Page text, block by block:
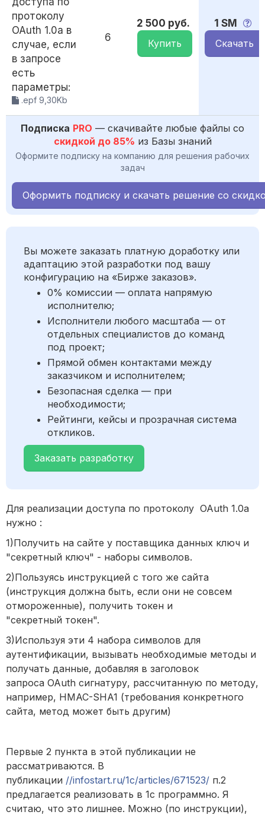
протоколу
OAuth 1.0a в
случае, если
в запросе
есть
параметры:
.epf 9,30Kb
6
2 500 руб.
Купить
1 SM
Скачать
Подписка PRO — скачивайте любые файлы со
скидкой до 85% из Базы знаний
Оформите подписку на компанию для решения рабочих
задач
Оформить подписку и скачать решение со
Вы можете заказать платную доработку или
адаптацию этой разработки под вашу
конфигурацию на «Бирже заказов».
0% комиссии — оплата напрямую
исполнителю;
Исполнители любого масштаба — от
отдельных специалистов до команд
под проект;
Прямой обмен контактами между
заказчиком и исполнителем;
Безопасная сделка — при
необходимости;
Рейтинги, кейсы и прозрачная система
откликов.
Заказать разработку
Для реализации доступа по протоколу OAuth 1.0a
нужно :
1)Получить на сайте у поставщика данных ключ и
"секретный ключ" - наборы символов.
2)Пользуясь инструкцией с того же сайта
(инструкция должна быть, если они не совсем
отмороженные), получить токен и
"секретный токен".
3)Используя эти 4 набора символов для
аутентификации, вызывать необходимые методы и
получать данные, добавляя в заголовок
запроса OAuth сигнатуру, рассчитанную по методу,
например, HMAC-SHA1 (требования конкретного
сайта, метод может быть другим)
Первые 2 пункта в этой публикации не
рассматриваются. В
публикации //infostart.ru/1c/articles/671523/ п.2
предлагается реализовать в 1с программно. Я
считаю, что это лишнее. Можно (по инструкции),